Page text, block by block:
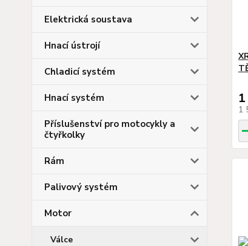
Elektrická soustava
Hnací ústrojí
Chladicí systém
Hnací systém
Příslušenství pro motocykly a
čtyřkolky
Rám
Palivový systém
Motor
Válce
1